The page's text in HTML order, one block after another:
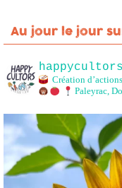
Au jour le jour
happycultors
Création
Paleyrac,